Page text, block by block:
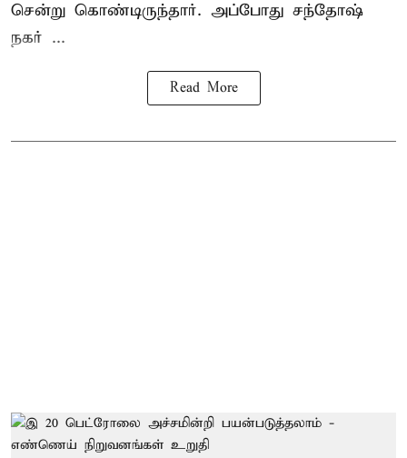
சென்று கொண்டிருந்தார். அப்போது சந்தோஷ்
நகர் ...
Read More